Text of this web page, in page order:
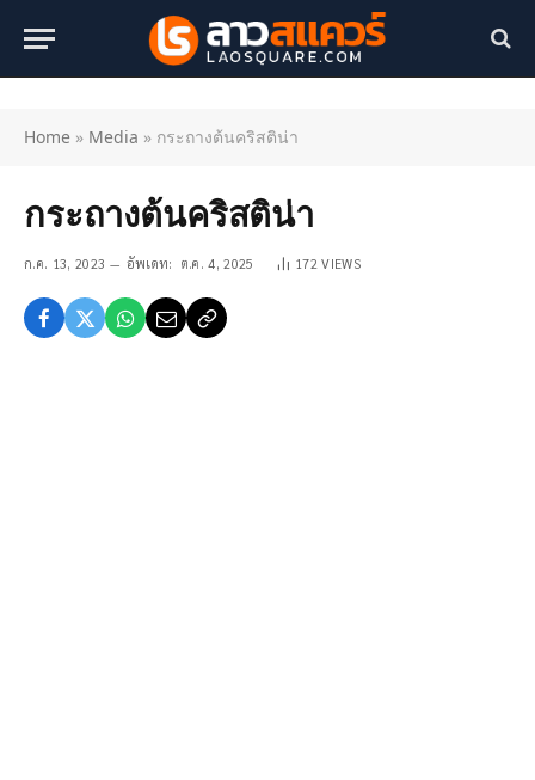
Home » Media » กระถางต้นคริสติน่า
กระถางต้นคริสติน่า
ก.ค. 13, 2023 อัพเดท: ต.ค. 4, 2025 172VIEWS